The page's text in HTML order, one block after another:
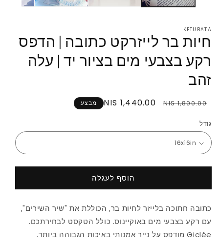
KETUBATA
חיות בר לייזרקט כתובה | הדפס
רקע בצבעי מים בציור יד | עלה
זהב
מחיר
1,800.00 NIS
מחיר
1,440.00 NIS מבצע
גודל
הוסף לעגלה
כתובה חתוכה בלייזר לחיות בר, הכוללת את "שיר השירים",
עם רקע בצבעי מים באוקיינוס. כולל הטקסט לבחירתכם.
Giclée מודפס על נייר אמנותי באיכות הגבוהה ביותר.